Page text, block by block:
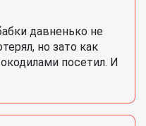
давненько не
но зато как
посетил. И